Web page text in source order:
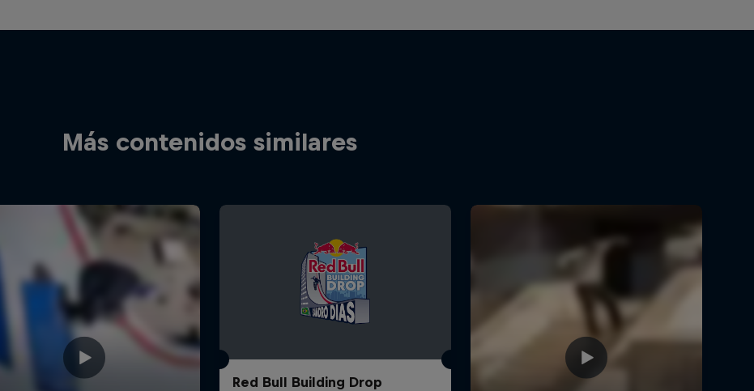
Más contenidos similares
Red Bull Building Drop